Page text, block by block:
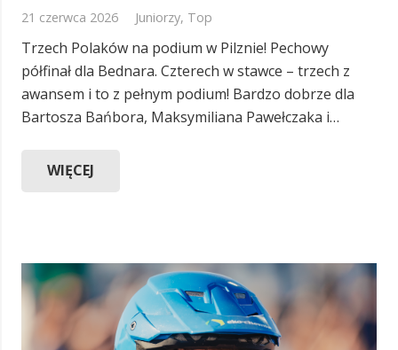
21 czerwca 2026 Juniorzy, Top
Trzech Polaków na podium w Pilznie! Pechowy
półfinał dla Bednara. Czterech w stawce – trzech z
awansem i to z pełnym podium! Bardzo dobrze dla
Bartosza Bańbora, Maksymiliana Pawełczaka i…
WIĘCEJ